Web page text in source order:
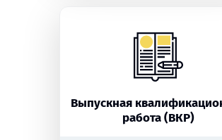
Выпускная
работа (ВКР)